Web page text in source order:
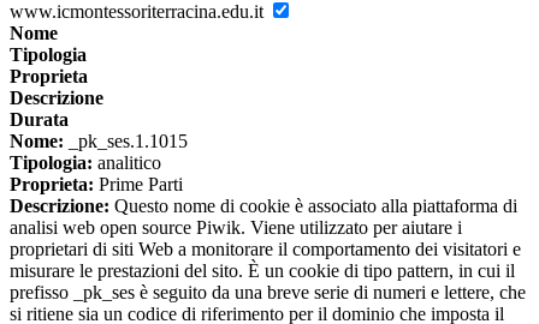
www.icmontessoriterracina.edu.it
Nome
Tipologia
Proprieta
Descrizione
Durata
Nome: _pk_ses.1.1015
Tipologia: analitico
Proprieta: Prime Parti
Descrizione: Questo nome di cookie è associato alla piattaforma di
analisi web open source Piwik. Viene utilizzato per aiutare i
proprietari di siti Web a monitorare il comportamento dei visitatori e
misurare le prestazioni del sito. È un cookie di tipo pattern, in cui il
prefisso _pk_ses è seguito da una breve serie di numeri e lettere, che
si ritiene sia un codice di riferimento per il dominio che imposta il